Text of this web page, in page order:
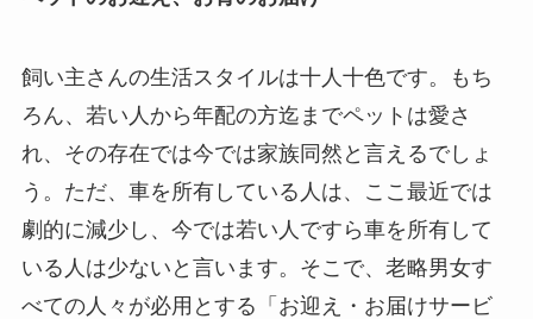
飼い主さんの生活スタイルは十人十色です。もち
ろん、若い人から年配の方迄までペットは愛さ
れ、その存在では今では家族同然と言えるでしょ
う。ただ、車を所有している人は、ここ最近では
劇的に減少し、今では若い人ですら車を所有して
いる人は少ないと言います。そこで、老略男女す
べての人々が必用とする「お迎え・お届けサービ